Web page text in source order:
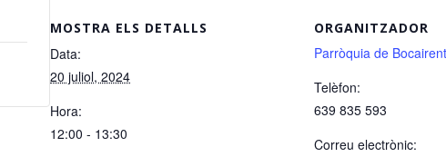
MOSTRA ELS DETALLS
Data:
20 juliol, 2024
Hora:
12:00 - 13:30
ORGANITZADOR
Parròquia de Bocairent
Telèfon:
639 835 593
Correu electrònic: